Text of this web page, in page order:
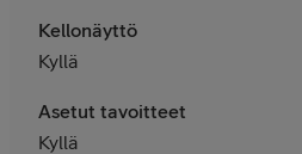
Kellonäyttö
Kyllä
Asetut tavoitteet
Kyllä